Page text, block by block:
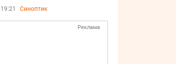
19:21 Синоптик
Реклама